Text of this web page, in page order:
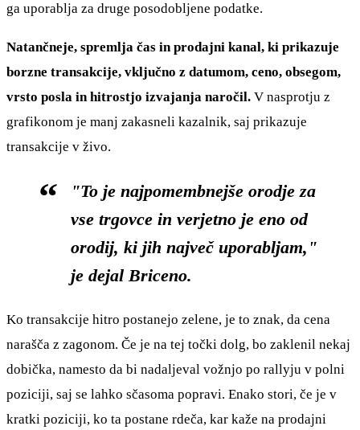
ga uporablja za druge posodobljene podatke.
Natančneje, spremlja čas in prodajni kanal, ki prikazuje
borzne transakcije, vključno z datumom, ceno, obsegom,
vrsto posla in hitrostjo izvajanja naročil. V nasprotju z
grafikonom je manj zakasneli kazalnik, saj prikazuje
transakcije v živo.
"To je najpomembnejše orodje za
vse trgovce in verjetno je eno od
orodij, ki jih največ uporabljam,"
je dejal Briceno.
Ko transakcije hitro postanejo zelene, je to znak, da cena
narašča z zagonom. Če je na tej točki dolg, bo zaklenil nekaj
dobička, namesto da bi nadaljeval vožnjo po rallyju v polni
poziciji, saj se lahko sčasoma popravi. Enako stori, če je v
kratki poziciji, ko ta postane rdeča, kar kaže na prodajni